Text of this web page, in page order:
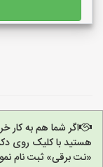
اگر شما هم به کار
هستید با کلیک روی
«نت برقی» ثبت نام